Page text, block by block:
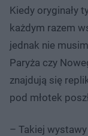
Kiedy oryginały
każdym razem
jednak nie
Paryża czy
znajdują się
pod młotek
– Takiej